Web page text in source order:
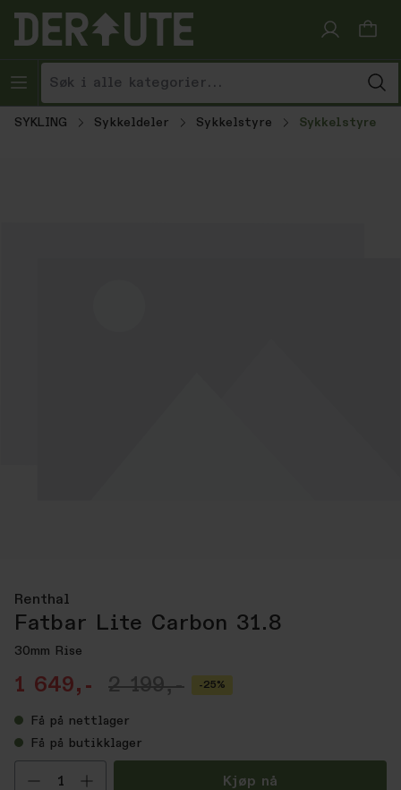
Hopp til innhold
SYKLING Sykkeldeler Sykkelstyre Sykkelstyre
Renthal
Fatbar Lite Carbon 31.8
30mm Rise
1 649,- 2 199,- -25%
Få på nettlager
Få på butikklager
Velg antall Kjøp nå